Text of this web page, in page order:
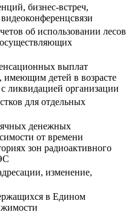
бизнес-встреч,
об использовании лесов
выплат
детей в возрасте
ликвидацией организации
для отдельных
денежных
от времени
зон радиоактивного
изменение,
в Едином